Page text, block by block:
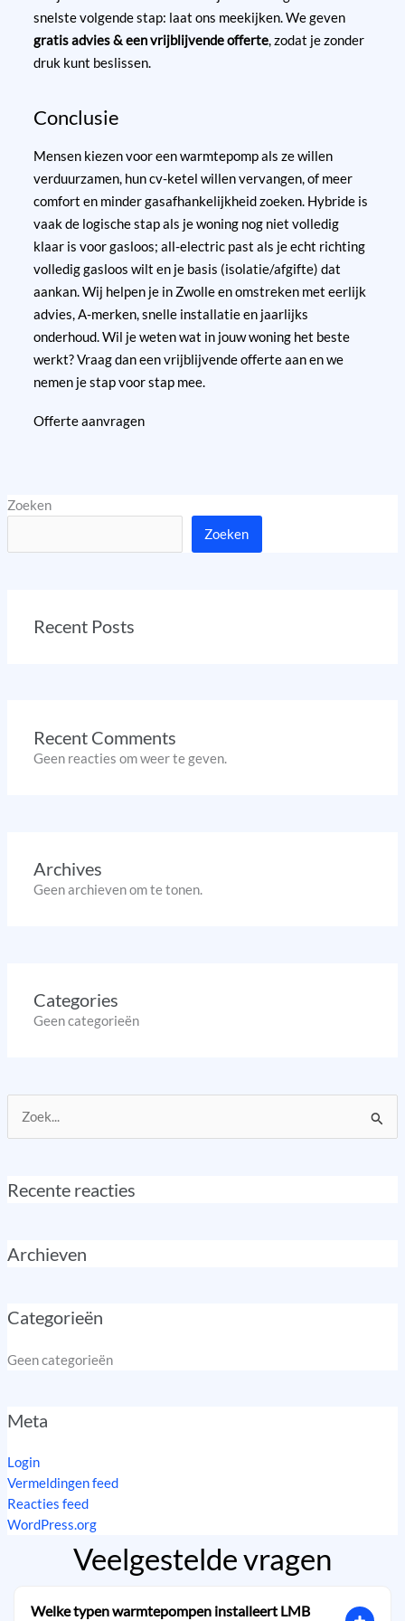
snelste volgende stap: laat ons meekijken. We geven
gratis advies & een vrijblijvende offerte, zodat je zonder
druk kunt beslissen.
Conclusie
Mensen kiezen voor een warmtepomp als ze willen
verduurzamen, hun cv-ketel willen vervangen, of meer
comfort en minder gasafhankelijkheid zoeken. Hybride is
vaak de logische stap als je woning nog niet volledig
klaar is voor gasloos; all-electric past als je echt richting
volledig gasloos wilt en je basis (isolatie/afgifte) dat
aankan. Wij helpen je in Zwolle en omstreken met eerlijk
advies, A-merken, snelle installatie en jaarlijks
onderhoud. Wil je weten wat in jouw woning het beste
werkt? Vraag dan een vrijblijvende offerte aan en we
nemen je stap voor stap mee.
Offerte aanvragen
Zoeken
Zoeken
Recent Posts
Recent Comments
Geen reacties om weer te geven.
Archives
Geen archieven om te tonen.
Categories
Geen categorieën
Zoek
naar:
Recente reacties
Archieven
Categorieën
Geen categorieën
Meta
Login
Vermeldingen feed
Reacties feed
WordPress.org
Veelgestelde vragen
Welke typen warmtepompen installeert LMB